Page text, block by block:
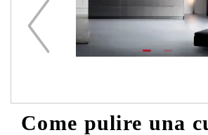
Come pulire una